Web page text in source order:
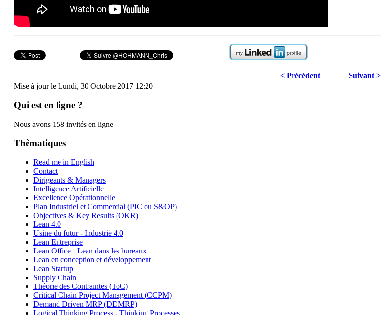
< Précédent
Suivant >
Mise à jour le Lundi, 30 Octobre 2017 12:20
Qui est en ligne ?
Nous avons 158 invités en ligne
Thèmatiques
Read me in English
Contact
Dirigeants & Managers
Intelligence Artificielle
Excellence Opérationnelle
Plan Industriel et Commercial (PIC ou S&OP)
Objectives & Key Results (OKR)
Lean 4.0
Usine du futur - Industrie 4.0
Lean Entreprise
Lean Office - Lean dans les bureaux
Lean en conception et développement
Lean Startup
Supply Chain
Théorie des Contraintes (ToC)
Critical Chain Project Management (CCPM)
Demand Driven MRP (DDMRP)
Logical Thinking Process - Thinking Processes